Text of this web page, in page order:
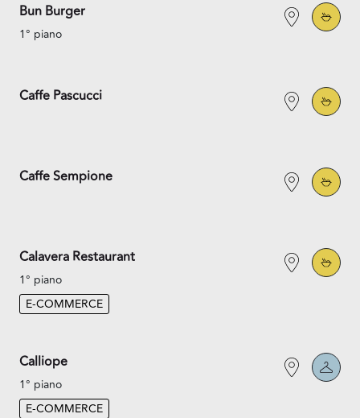
Bun Burger
1° piano
Caffe Pascucci
Caffe Sempione
Calavera Restaurant
1° piano
E-COMMERCE
Calliope
1° piano
E-COMMERCE